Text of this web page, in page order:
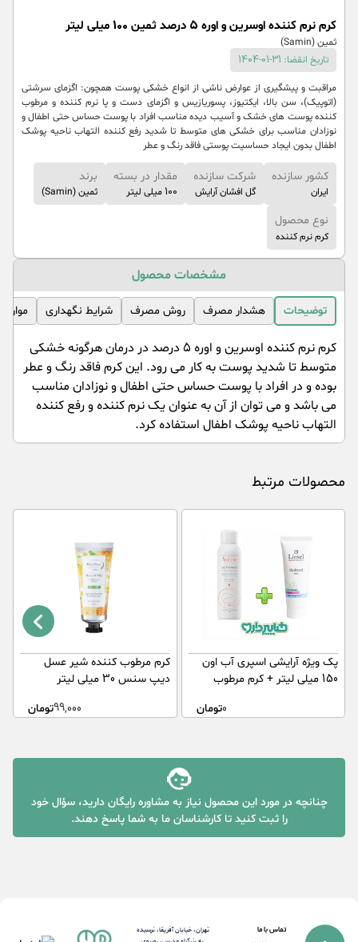
کرم نرم کننده اوسرین و اوره 5 درصد ثمین 100 میلی لیتر
ثمین (Samin)
تاریخ انقضا: 31-01-1404
مراقبت و پیشگیری از عوارض ناشی از انواع خشکی پوست همچون: اگزمای سرشتی
(اتوپیک)، سن بالا، ایکتیوز، پسوریازیس و اگزمای دست و پا نرم کننده و مرطوب
کننده پوست های خشک و آسیب دیده مناسب افراد با پوست حساس حتی اطفال و
نوزادان مناسب برای خشکی های متوسط تا شدید رفع کننده التهاب ناحیه پوشک
اطفال بدون ایجاد حساسیت پوستی فاقد رنگ و عطر
کشور سازنده
ایران
شرکت سازنده
گل افشان آرایش
مقدار در بسته
100 میلی لیتر
برند
ثمین (Samin)
نوع محصول
کرم نرم کننده
مشخصات محصول
توضیحات هشدار مصرف روش مصرف شرایط نگهداری
کرم نرم کننده اوسرین و اوره ۵ درصد در درمان هرگونه خشکی
متوسط تا شدید پوست به کار می رود. این کرم فاقد رنگ و عطر
بوده و در افراد با پوست حساس حتی اطفال و نوزادان مناسب
می باشد و می توان از آن به عنوان یک نرم کننده و رفع کننده
التهاب ناحیه پوشک اطفال استفاده کرد.
محصولات مرتبط
پک ویژه آرایشی اسپری آب اون
150 میلی لیتر + کرم مرطوب
0تومان
کرم مرطوب کننده شیر عسل
دیپ سنس 30 میلی لیتر
99,000تومان
چنانچه در مورد این محصول نیاز به مشاوره رایگان دارید، سؤال خود
را ثبت کنید تا کارشناسان ما به شما پاسخ دهند.
تماس با ما
تهران، خیابان آفریقا، نرسیده